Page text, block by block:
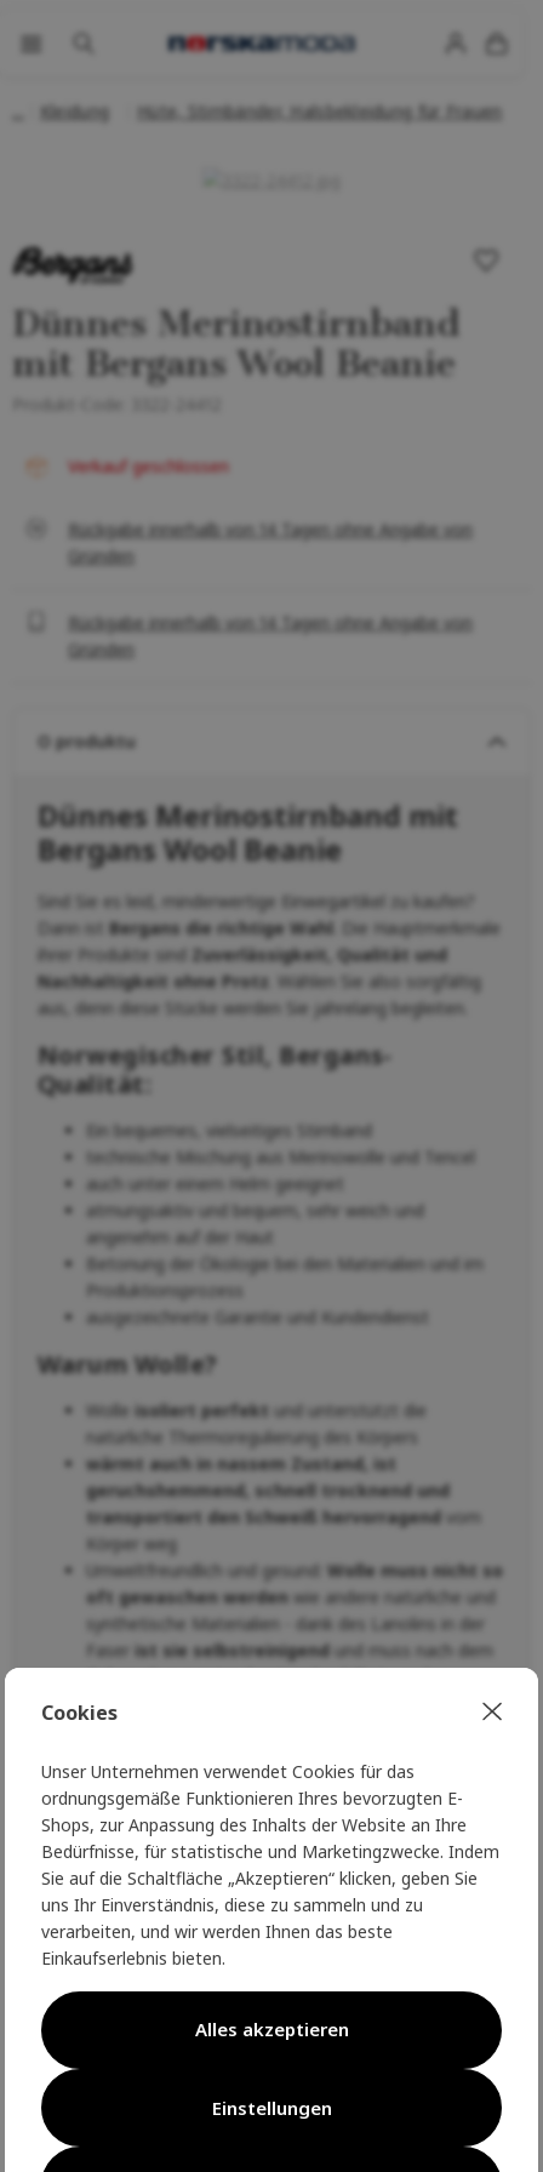
Kleidung Hüte, Stirnbänder, Halsbekleidung für Frauen
Dünnes Merinostirnband
mit Bergans Wool Beanie
Verkauf geschlossen
Rückgabe innerhalb von 14 Tagen ohne Angabe von
Gründen
Rückgabe innerhalb von 14 Tagen ohne Angabe von
Gründen
O produktu
Dünnes Merinostirnband mit
Bergans Wool Beanie
Sind Sie es leid, minderwertige Einwegartikel zu kaufen?
Dann ist Bergans die richtige Wahl . Die Hauptmerkmale
ihrer Produkte sind
Zuverlässigkeit, Qualität und
Nachhaltigkeit ohne Protz . Wählen Sie also sorgfältig
aus, denn diese Stücke werden Sie jahrelang begleiten.
Norwegischer Stil, Bergans-
Qualität:
Ein bequemes, vielseitiges Stirnband
technische Mischung aus Merinowolle und Tencel
auch unter einem Helm geeignet
atmungsaktiv und bequem, sehr weich und
angenehm auf der Haut
Betonung der Ökologie bei den Materialien und im
Produktionsprozess
ausgezeichnete Garantie und Kundendienst
Warum Wolle?
Wolle isoliert perfekt und unterstützt die
natürliche Thermoregulierung des Körpers
wärmt auch in nassem Zustand, ist
geruchshemmend, schnell trocknend und
transportiert den Schweiß hervorragend vom
Körper weg
Umweltfreundlich und gesund: Wolle muss nicht so
oft gewaschen werden wie andere natürliche und
synthetische Materialien - dank des Lanolins in der
Faser ist sie selbstreinigend und muss nach dem
Bergans achtet auf das Wohlergehen der Tiere, die
Sie können sich einfach auf Bergans verlassen,
genau wie die Polarforscher und Abenteurer, für die
Bergans seit 1908 mit Liebe zur Natur Kleidung und
Ausrüstung herstellt.
Parameter
Gewicht
Pflege
Um die hervorragenden Eigenschaften der Wolle so lange
wie möglich zu erhalten,
waschen Sie sie im
Wollprogramm
umweltfreundlichen Waschmitteln mit
Cookies
Unser Unternehmen verwendet Cookies für das
ordnungsgemäße Funktionieren Ihres bevorzugten E-
Shops, zur Anpassung des Inhalts der Website an Ihre
Bedürfnisse, für statistische und Marketingzwecke. Indem
Sie auf die Schaltfläche „Akzeptieren“ klicken, geben Sie
uns Ihr Einverständnis, diese zu sammeln und zu
verarbeiten, und wir werden Ihnen das beste
Einkaufserlebnis bieten.
Einstellungen
Alles akzeptieren